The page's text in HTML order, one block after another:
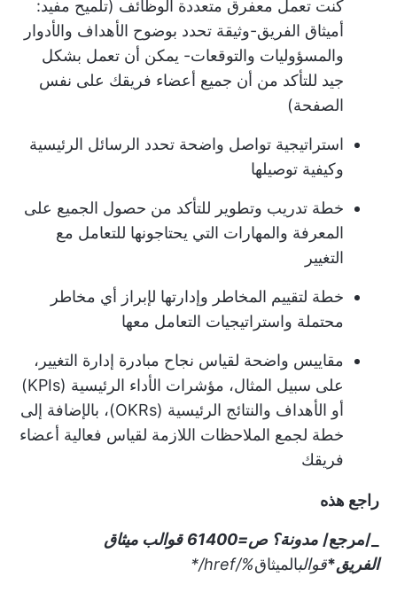
كنت تعمل معفرق متعددة الوظائف (تلميح مفيد:
أميثاق الفريق-وثيقة تحدد بوضوح الأهداف والأدوار
والمسؤوليات والتوقعات- يمكن أن تعمل بشكل
جيد للتأكد من أن جميع أعضاء فريقك على نفس
الصفحة)
استراتيجية تواصل واضحة تحدد الرسائل الرئيسية
وكيفية توصيلها
خطة تدريب وتطوير للتأكد من حصول الجميع على
المعرفة والمهارات التي يحتاجونها للتعامل مع
التغيير
خطة لتقييم المخاطر وإدارتها لإبراز أي مخاطر
محتملة واستراتيجيات التعامل معها
مقاييس واضحة لقياس نجاح مبادرة إدارة التغيير،
على سبيل المثال، مؤشرات الأداء الرئيسية (KPIs)
أو الأهداف والنتائج الرئيسية (OKRs)، بالإضافة إلى
خطة لجمع الملاحظات اللازمة لقياس فعالية أعضاء
فريقك
راجع هذه
_/مرجع/ مدونة؟ ص=61400
قوالب ميثاق
الفريق*قوالبالميثاق%/href/
*